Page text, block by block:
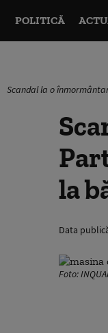
POLITICĂ
Scandal la o
la
Data
Foto: